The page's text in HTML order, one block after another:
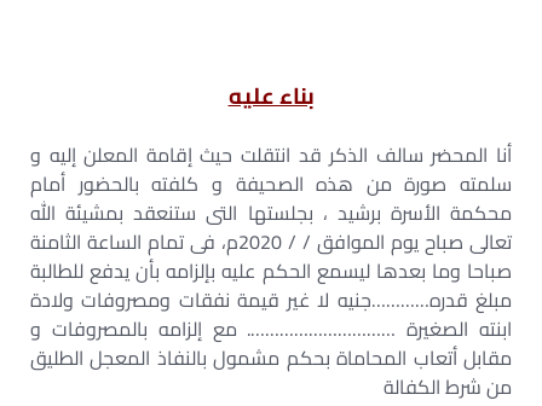
بناء عليه
أنا المحضر سالف الذكر قد انتقلت حيث إقامة المعلن إليه و
سلمته صورة من هذه الصحيفة و كلفته بالحضور أمام
محكمة الأسرة برشيد ، بجلستها التى ستنعقد بمشيئة الله
تعالى صباح يوم الموافق / / 2020م، فى تمام الساعة الثامنة
صباحا وما بعدها ليسمع الحكم عليه بإلزامه بأن يدفع للطالبة
مبلغ قدره…………جنيه لا غير قيمة نفقات ومصروفات ولادة
ابنته الصغيرة …………………………. مع إلزامه بالمصروفات و
مقابل أتعاب المحاماة بحكم مشمول بالنفاذ المعجل الطليق
من شرط الكفالة